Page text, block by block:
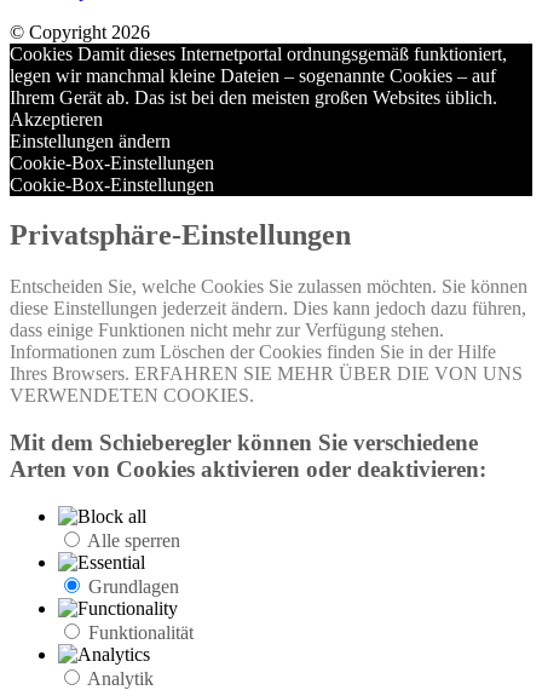
© Copyright 2026
Cookies Damit dieses Internetportal ordnungsgemäß funktioniert,
legen wir manchmal kleine Dateien – sogenannte Cookies – auf
Ihrem Gerät ab. Das ist bei den meisten großen Websites üblich.
Akzeptieren
Einstellungen ändern
Cookie-Box-Einstellungen
Cookie-Box-Einstellungen
Privatsphäre-Einstellungen
Entscheiden Sie, welche Cookies Sie zulassen möchten. Sie können
diese Einstellungen jederzeit ändern. Dies kann jedoch dazu führen,
dass einige Funktionen nicht mehr zur Verfügung stehen.
Informationen zum Löschen der Cookies finden Sie in der Hilfe
Ihres Browsers. ERFAHREN SIE MEHR ÜBER DIE VON UNS
VERWENDETEN COOKIES.
Mit dem Schieberegler können Sie verschiedene
Arten von Cookies aktivieren oder deaktivieren:
Alle sperren
Grundlagen
Funktionalität
Analytik